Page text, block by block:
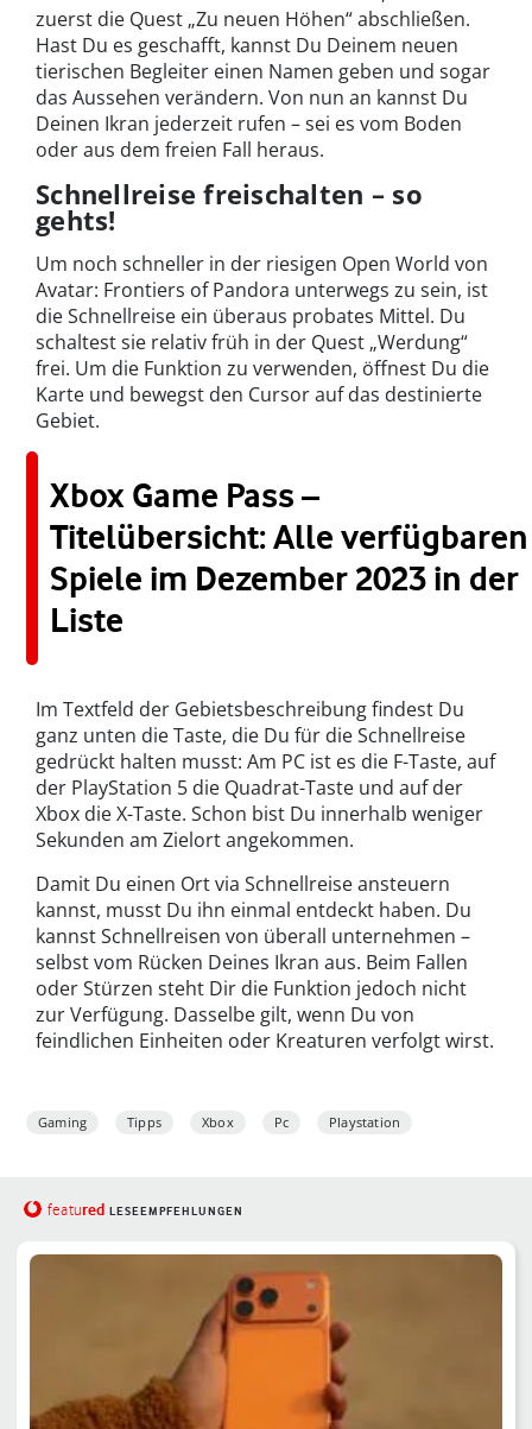
zuerst die Quest „Zu neuen Höhen“ abschließen.
Hast Du es geschafft, kannst Du Deinem neuen
tierischen Begleiter einen Namen geben und sogar
das Aussehen verändern. Von nun an kannst Du
Deinen Ikran jederzeit rufen – sei es vom Boden
oder aus dem freien Fall heraus.
Schnellreise freischalten – so
gehts!
Um noch schneller in der riesigen Open World von
Avatar: Frontiers of Pandora unterwegs zu sein, ist
die Schnellreise ein überaus probates Mittel. Du
schaltest sie relativ früh in der Quest „Werdung“
frei. Um die Funktion zu verwenden, öffnest Du die
Karte und bewegst den Cursor auf das destinierte
Gebiet.
Xbox Game Pass –
Titelübersicht: Alle verfügbaren
Spiele im Dezember 2023 in der
Liste
Im Textfeld der Gebietsbeschreibung findest Du
ganz unten die Taste, die Du für die Schnellreise
gedrückt halten musst: Am PC ist es die F-Taste, auf
der PlayStation 5 die Quadrat-Taste und auf der
Xbox die X-Taste. Schon bist Du innerhalb weniger
Sekunden am Zielort angekommen.
Damit Du einen Ort via Schnellreise ansteuern
kannst, musst Du ihn einmal entdeckt haben. Du
kannst Schnellreisen von überall unternehmen –
selbst vom Rücken Deines Ikran aus. Beim Fallen
oder Stürzen steht Dir die Funktion jedoch nicht
zur Verfügung. Dasselbe gilt, wenn Du von
feindlichen Einheiten oder Kreaturen verfolgt wirst.
Gaming Tipps Xbox Pc Playstation
featured LESEEMPFEHLUNGEN